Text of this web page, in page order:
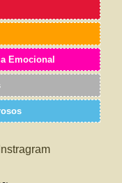
Emocional
Instragram